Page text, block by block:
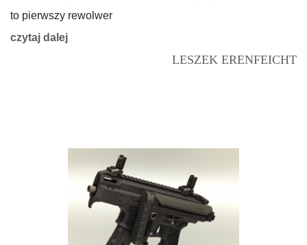
to pierwszy rewolwer
czytaj dalej
LESZEK ERENFEICHT